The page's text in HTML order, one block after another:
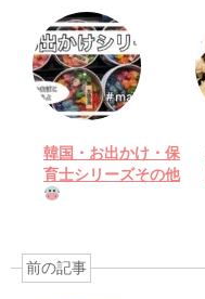
韓国・お出かけ・保
育士シリーズその他
前の記事